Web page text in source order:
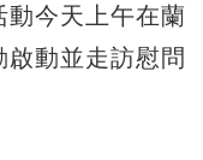
動今天上午在蘭
動並走訪慰問